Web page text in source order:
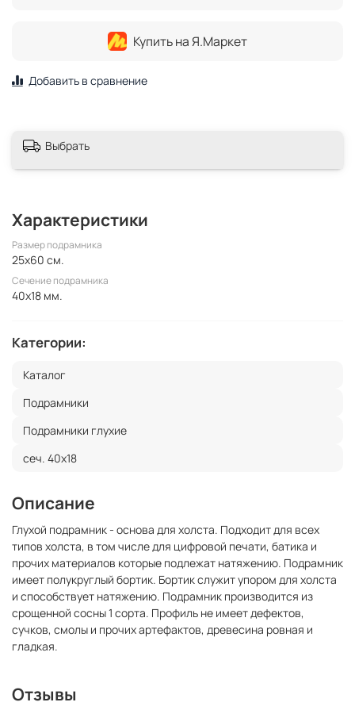
Купить на Я.Маркет
Добавить в сравнение
Выбрать
Характеристики
Размер подрамника
25x60 см.
Сечение подрамника
40x18 мм.
Категории:
Каталог
Подрамники
Подрамники глухие
сеч. 40х18
Описание
Глухой подрамник - основа для холста. Подходит для всех
типов холста, в том числе для цифровой печати, батика и
прочих материалов которые подлежат натяжению. Подрамник
имеет полукруглый бортик. Бортик служит упором для холста
и способствует натяжению. Подрамник производится из
срощенной сосны 1 сорта. Профиль не имеет дефектов,
сучков, смолы и прочих артефактов, древесина ровная и
гладкая.
Отзывы